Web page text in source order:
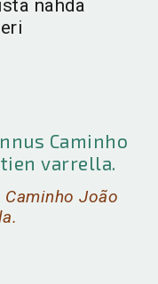
nähdä
Caminho João